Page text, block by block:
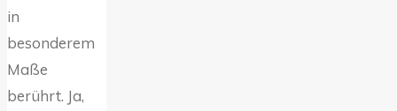
in
besonderem
Maße
berührt. Ja,